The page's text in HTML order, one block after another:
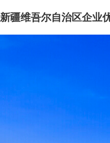
新疆维吾尔自治区企业